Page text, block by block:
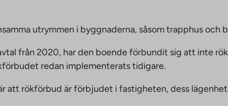
utrymmen i byggnaderna, såsom trapphus och
från 2020, har den boende förbundit sig att inte
redan implementerats tidigare.
att rökförbud är förbjudet i fastigheten, dess